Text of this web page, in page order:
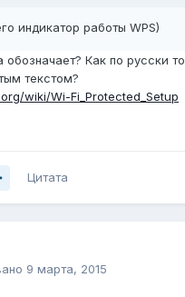
индикатор работы WPS)
обозначает? Как по русски
текстом?
wiki/Wi-Fi_Protected_Setup
Цитата
9 марта, 2015